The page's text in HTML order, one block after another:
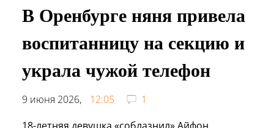
В Оренбурге няня привела
воспитанницу на секцию и
украла чужой телефон
9 июня 2026, 12:05
1